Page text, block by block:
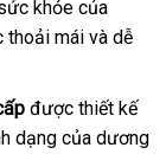
khỏe Mỹ
của
thoải mái đặt
và dễ
cũ
được thiết kế
dạng nhập
của dương